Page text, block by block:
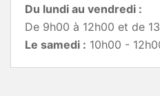
Du lundi au vendredi :
De 9h00 à 12h00 et de
Le samedi : 10h00 -